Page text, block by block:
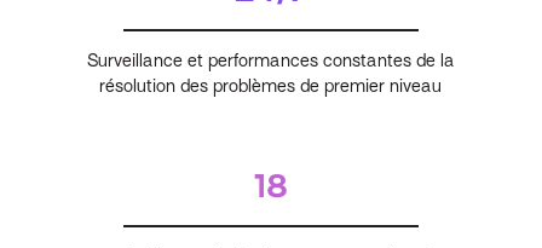
Surveillance et performances constantes de la
résolution des problèmes de premier niveau
18